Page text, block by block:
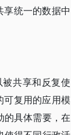
享统一的数据中
共享和反复使
复用的应用模
的具体需要，在